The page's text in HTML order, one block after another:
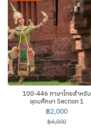
100-446 ภาษาไทยสำหรับ
อุดมศึกษา Section 1
฿4,000
฿2,000